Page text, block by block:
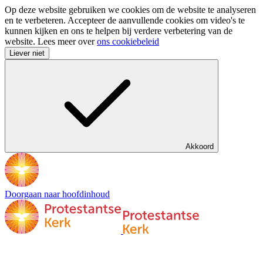
Op deze website gebruiken we cookies om de website te analyseren
en te verbeteren. Accepteer de aanvullende cookies om video's te
kunnen kijken en ons te helpen bij verdere verbetering van de
website. Lees meer overons cookiebeleid
Liever niet
Akkoord
Doorgaan naar hoofdinhoud